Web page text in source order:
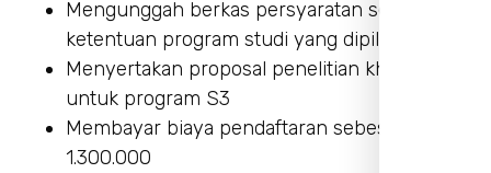
Mengunggah berkas persyaratan sesuai
ketentuan program studi yang dipilih
Menyertakan proposal penelitian khusus
untuk program S3
Membayar biaya pendaftaran sebesar Rp
1.300.000